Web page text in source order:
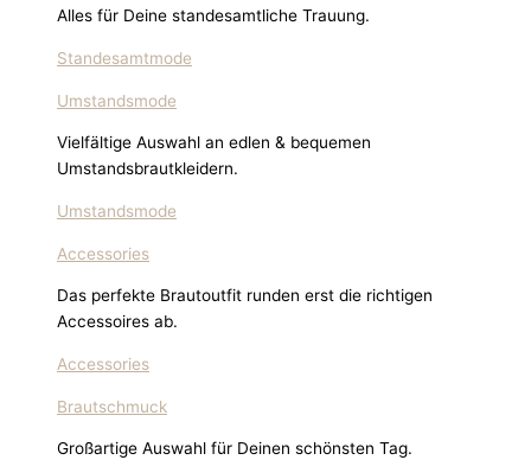
Alles für Deine standesamtliche Trauung.
Standesamtmode
Umstandsmode
Vielfältige Auswahl an edlen & bequemen
Umstandsbrautkleidern.
Umstandsmode
Accessories
Das perfekte Brautoutfit runden erst die richtigen
Accessoires ab.
Accessories
Brautschmuck
Großartige Auswahl für Deinen schönsten Tag.